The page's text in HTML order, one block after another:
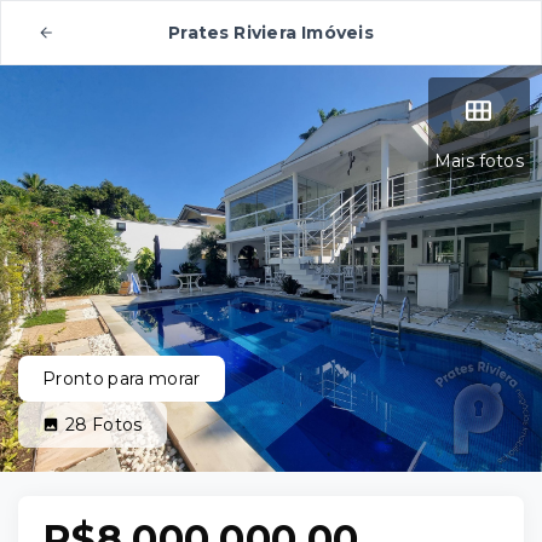
Prates Riviera Imóveis
Mais fotos
Pronto para morar
28Fotos